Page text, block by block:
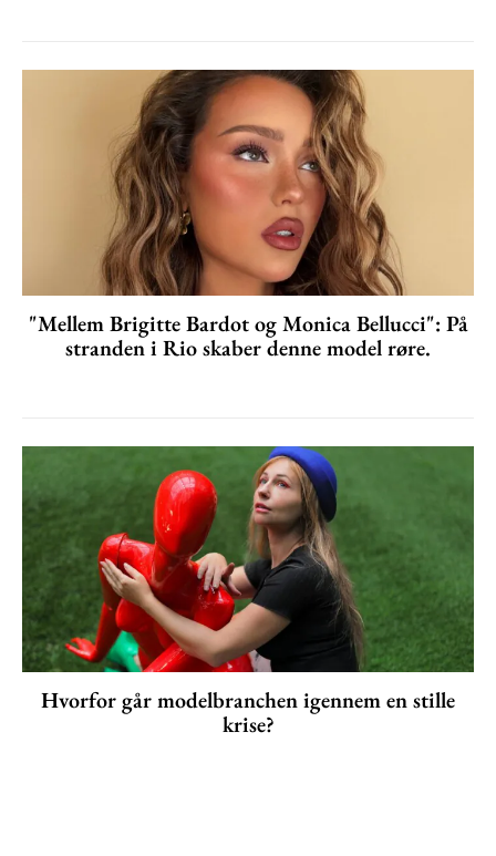
"Mellem Brigitte Bardot og Monica Bellucci": På
stranden i Rio skaber denne model røre.
Hvorfor går modelbranchen igennem en stille
krise?